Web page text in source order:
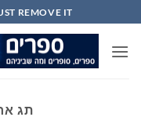
to
content
REMOVE IT...
תג